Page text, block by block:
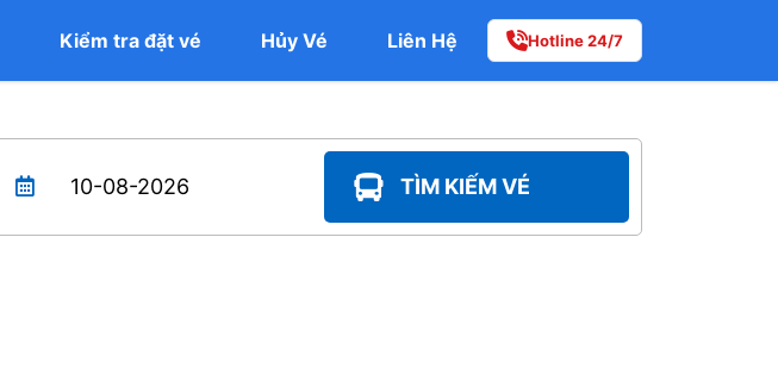
Kiểm tra đặt vé Hủy Vé Liên Hệ Hotline 24/7
TÌM KIẾM VÉ